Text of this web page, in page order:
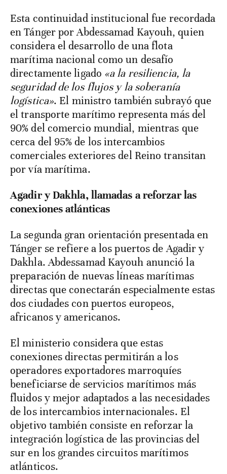
Esta continuidad institucional fue recordada
en Tánger por Abdessamad Kayouh, quien
considera el desarrollo de una flota
marítima nacional como un desafío
directamente ligado «a la resiliencia, la
seguridad de los flujos y la soberanía
logística». El ministro también subrayó que
el transporte marítimo representa más del
90% del comercio mundial, mientras que
cerca del 95% de los intercambios
comerciales exteriores del Reino transitan
por vía marítima.
Agadir y Dakhla, llamadas a reforzar las
conexiones atlánticas
La segunda gran orientación presentada en
Tánger se refiere a los puertos de Agadir y
Dakhla. Abdessamad Kayouh anunció la
preparación de nuevas líneas marítimas
directas que conectarán especialmente estas
dos ciudades con puertos europeos,
africanos y americanos.
El ministerio considera que estas
conexiones directas permitirán a los
operadores exportadores marroquíes
beneficiarse de servicios marítimos más
fluidos y mejor adaptados a las necesidades
de los intercambios internacionales. El
objetivo también consiste en reforzar la
integración logística de las provincias del
sur en los grandes circuitos marítimos
atlánticos.